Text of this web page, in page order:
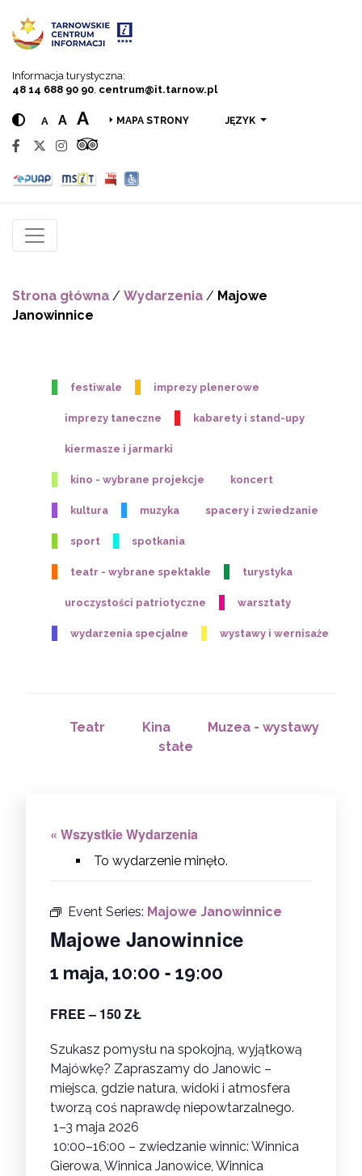
Informacja turystyczna:
48 14 688 90 90 centrum@it.tarnow.pl
A A A MAPA STRONY JĘZYK
Strona główna / Wydarzenia / Majowe
Janowinnice
festiwale imprezy plenerowe
imprezy taneczne kabarety i stand-upy
kiermasze i jarmarki
kino - wybrane projekcje koncert
kultura muzyka spacery i zwiedzanie
sport spotkania
teatr - wybrane spektakle turystyka
uroczystości patriotyczne warsztaty
wydarzenia specjalne wystawy i wernisaże
Teatr Kina
Muzea - wystawy
stałe
« Wszystkie Wydarzenia
To wydarzenie minęło.
Event Series: Majowe Janowinnice
Majowe Janowinnice
1 maja, 10:00 - 19:00
FREE – 150 ZŁ
Szukasz pomysłu na spokojną, wyjątkową
Majówkę? Zapraszamy do Janowic –
miejsca, gdzie natura, widoki i atmosfera
tworzą coś naprawdę niepowtarzalnego.
1–3 maja 2026
10:00–16:00 – zwiedzanie winnic: Winnica
Gierowa, Winnica Janowice, Winnica